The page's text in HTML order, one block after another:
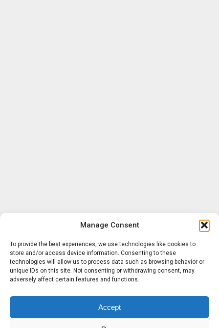
Manage Consent
To provide the best experiences, we use technologies like cookies to
store and/or access device information. Consenting to these
technologies will allow us to process data such as browsing behavior or
unique IDs on this site. Not consenting or withdrawing consent, may
adversely affect certain features and functions.
Accept